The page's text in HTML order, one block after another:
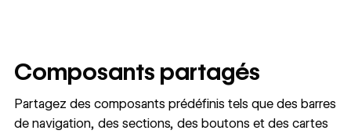
Composants partagés
Partagez des composants prédéfinis tels que des barres
de navigation, des sections, des boutons et des cartes